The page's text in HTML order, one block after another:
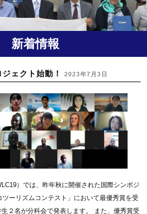
新着情報
ェクト始動！ 2023年7月3日
）では、昨年秋に開催された国際シンポジ
ツーリズムコンテスト」において最優秀賞を受
２名が分科会で発表します。 また、優秀賞受